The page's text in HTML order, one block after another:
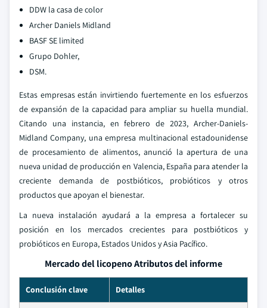
DDW la casa de color
Archer Daniels Midland
BASF SE limited
Grupo Dohler,
DSM.
Estas empresas están invirtiendo fuertemente en los esfuerzos
de expansión de la capacidad para ampliar su huella mundial.
Citando una instancia, en febrero de 2023, Archer-Daniels-
Midland Company, una empresa multinacional estadounidense
de procesamiento de alimentos, anunció la apertura de una
nueva unidad de producción en Valencia, España para atender la
creciente demanda de postbióticos, probióticos y otros
productos que apoyan el bienestar.
La nueva instalación ayudará a la empresa a fortalecer su
posición en los mercados crecientes para postbióticos y
probióticos en Europa, Estados Unidos y Asia Pacífico.
Mercado del licopeno Atributos del informe
Conclusión clave Detalles